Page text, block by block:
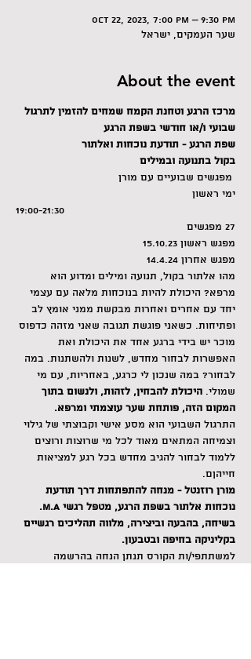
Oct 22, 2023, 7:00 PM – 9:30 PM
שער העמקים, ישראל
About the event
מרכז הרגע וטחנת הקמח שמחים להזמין לתרגול
שבועי ו/או חודשי בשפת הרגע
שפת הרגע - תודעת נוכחות ואלתור
בקול בתנועה ובמילים
מפגשים שבועיים עם מורן
ימי ראשון
19:00-21:30
27 מפגשים
מפגש ראשון 15.10.23
מפגש אחרון 14.4.24
מהו אלתור בקול, תנועה ומילים ומדוע הוא
מרפא? היכולת להיות בנוכחות מלאה עם עצמי
יחד עם אחרים ואחרות מבקשת ממני אומץ לב
ופתיחות. כשאני פוגשת תגובה שאני מזהה כדפוס
מוכר יש בידי ברגע אחד את היכולת ואת
האפשרות לבחור מחדש, לשנות ולהשתנות. במה
לבחור? במה שנכון לי כרגע, באחריות, עם מי
שמולי. היכולת להבחין, לזהות, ולנשום בתוך
המקום הזה, פותחת שער עוצמתי ומרפא.
התרגול השבועי הוא מסע אישי וקבוצתי של גילוי
וצמיחה המתאים מאוד לכל מי שרוצות ורוצים
ללמוד לבחור להגיב מחדש בכל רגע למציאות
חייהןם.
מורן רוזנטל - מנחה להתפתחות דרך תודעת
נוכחות אלתור בשפת הרגע, מטפל רגשי M.A.
בשיחה, בהבעה וביצירה, מלווה תהליכים רגשיים
בקליניקה בחיפה ובטבעון.
למשתתפי/ות הקורס תנתן הנחה בהרשמה